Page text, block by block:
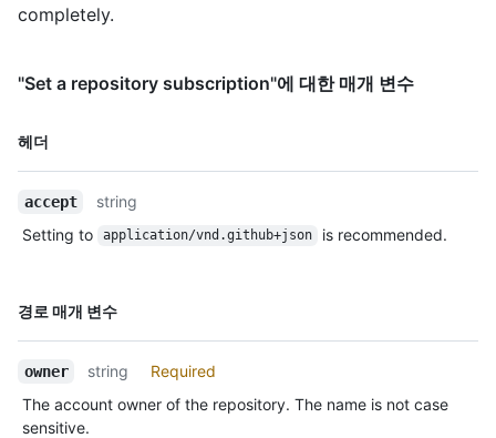
completely.
"Set a repository subscription"에 대한 매개 변수
헤더
이름,
accept
string
Setting to
application/vnd.github+json is recommended.
경로 매개 변수
이름,
owner string
Required
The account owner of the repository. The name is not case
sensitive.